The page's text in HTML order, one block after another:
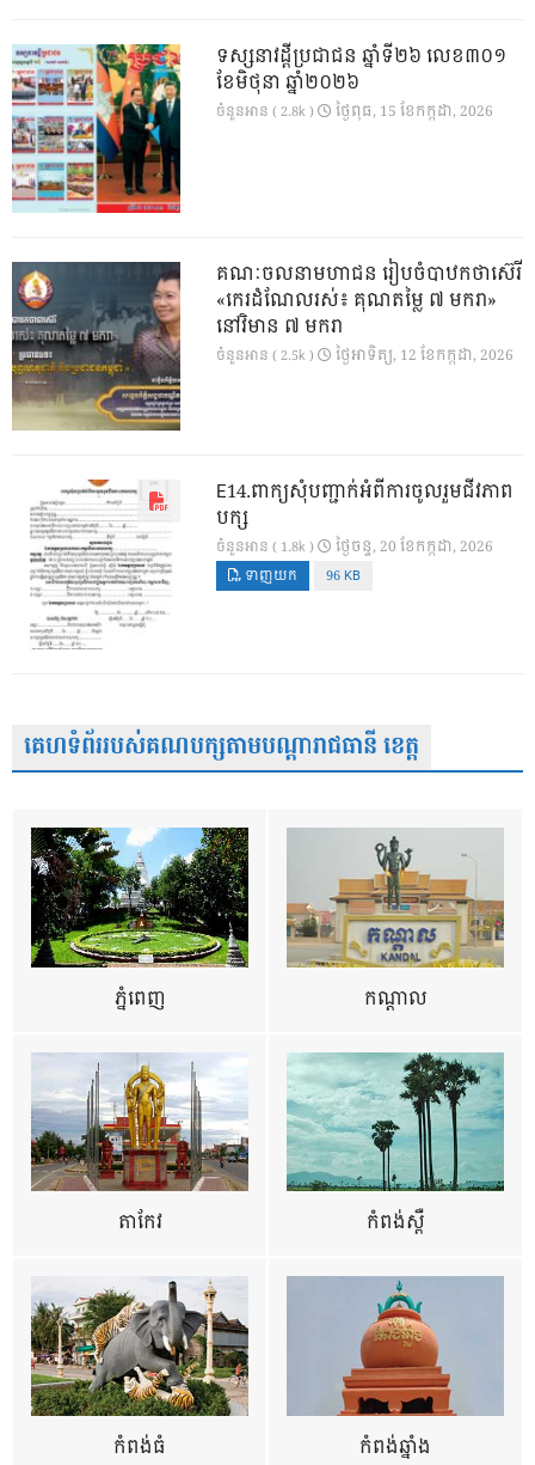
ទស្សនាវដ្ដីប្រជាជន ឆ្នាំទី២៦ លេខ៣០១
ខែមិថុនា ឆ្នាំ២០២៦
ចំនួនអាន ( 2.8k ) ថ្ងៃ​ពុធ, 15 ខែ​កក្កដា, 2026
គណៈចលនាមហាជន រៀបចំបាឋកថាស៊េរី
«កេរដំណែលរស់៖ គុណតម្លៃ ៧ មករា»
នៅវិមាន ៧ មករា
ចំនួនអាន ( 2.5k ) ថ្ងៃ​អាទិត្យ, 12 ខែ​កក្កដា, 2026
E14.ពាក្យសុំបញ្ជាក់អំពីការចូលរួមជីវភាព
បក្ស
ចំនួនអាន ( 1.8k ) ថ្ងៃ​ចន្ទ, 20 ខែ​កក្កដា, 2026
ទាញយក 96 KB
គេហទំព័ររបស់គណបក្សតាមបណ្តារាជធានី ខេត្ត
ភ្នំពេញ កណ្តាល
តាកែវ កំពង់ស្ពឺ
កំពង់ធំ កំពង់ឆ្នាំង